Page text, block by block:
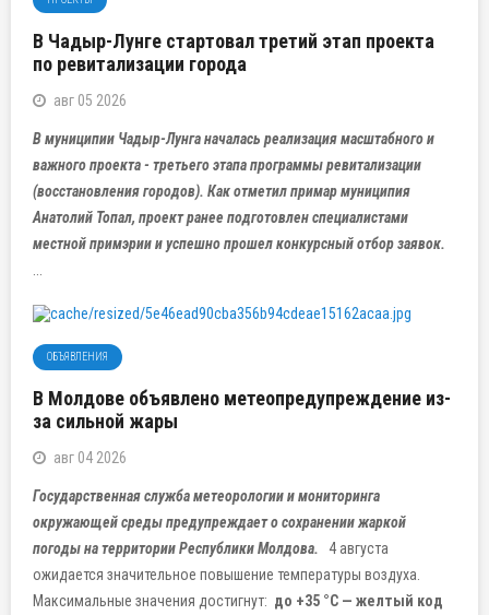
В Чадыр-Лунге стартовал третий этап проекта
по ревитализации города
авг 05 2026
В муниципии Чадыр-Лунга началась реализация масштабного и
важного проекта - третьего этапа программы ревитализации
(восстановления городов). Как отметил примар муниципия
Анатолий Топал, проект ранее подготовлен специалистами
местной примэрии и успешно прошел конкурсный отбор заявок.
ОБЪЯВЛЕНИЯ
В Молдове объявлено метеопредупреждение из-
за сильной жары
авг 04 2026
Государственная служба метеорологии и мониторинга
окружающей среды предупреждает о сохранении жаркой
погоды на территории Республики Молдова. 4 августа
ожидается значительное повышение температуры воздуха.
Максимальные значения достигнут: до +35 °C — желтый код